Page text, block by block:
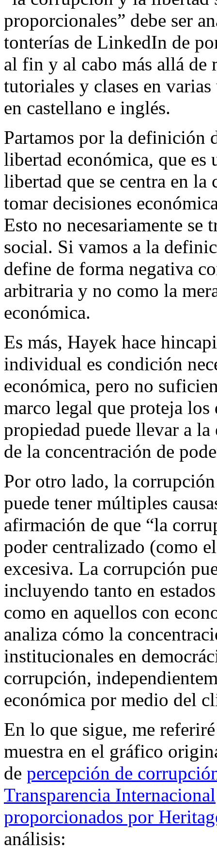
proporcionales” debe ser
tonterías de LinkedIn de
al fin y al cabo más allá
tutoriales y clases en
en castellano e inglés.
Partamos por la definición
libertad económica, que es
libertad que se centra en
tomar decisiones
Esto no necesariamente
social. Si vamos a la
define de forma negativa
arbitraria y no como la
económica.
Es más, Hayek hace
individual es condición
económica, pero no
marco legal que proteja
propiedad puede llevar a
de la concentración de
Por otro lado, la
puede tener múltiples
afirmación de que “la
poder centralizado (como
excesiva. La corrupción
incluyendo tanto en
como en aquellos con
analiza cómo la
institucionales en
corrupción,
económica por medio del
En lo que sigue, me
muestra en el gráfico
de percepción de
Transparencia Internacional
proporcionados por
análisis: